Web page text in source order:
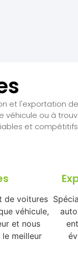
et l'exportation
véhicule ou à
et
de voitures
véhicule,
et nous
meilleur